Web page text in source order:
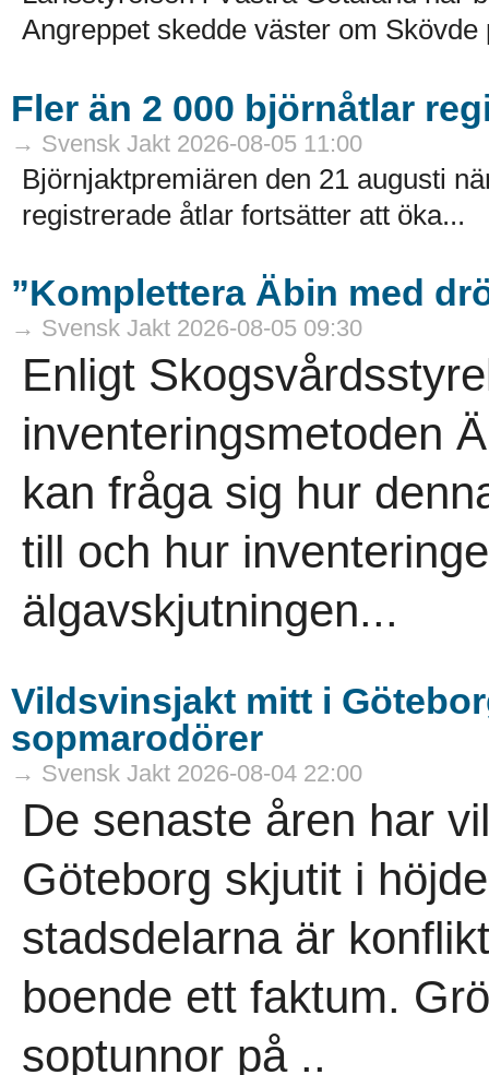
Angreppet skedde väster om Skövde
Fler än 2 000 björnåtlar
→ Svensk Jakt 2026-08-05 11:00
Björnjaktpremiären den 21 augusti
registrerade åtlar fortsätter att öka...
”Komplettera Äbin med
→ Svensk Jakt 2026-08-05 09:30
Enligt
inventeringsmetoden
kan fråga sig hur
till och hur
älgavskjutningen...
Vildsvinsjakt mitt i
sopmarodörer
→ Svensk Jakt 2026-08-04 22:00
De senaste åren har
Göteborg skjutit i
stadsdelarna är
boende ett faktum.
soptunnor på ..